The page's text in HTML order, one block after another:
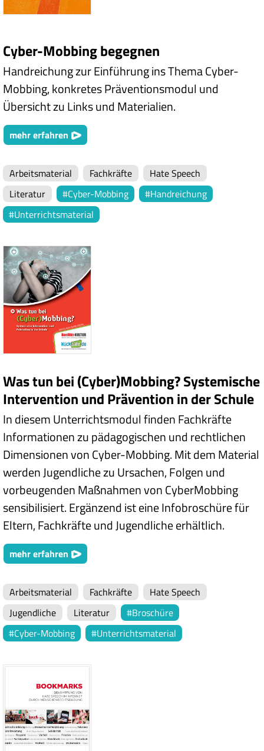
Cyber-Mobbing begegnen
Handreichung zur Einführung ins Thema Cyber-
Mobbing, konkretes Präventionsmodul und
Übersicht zu Links und Materialien.
mehr erfahren
Arbeitsmaterial Fachkräfte
Hate Speech
Literatur
Cyber-Mobbing
Handreichung
Unterrichtsmaterial
Was tun bei (Cyber)Mobbing? Systemische
Intervention und Prävention in der Schule
In diesem Unterrichtsmodul finden Fachkräfte
Informationen zu pädagogischen und rechtlichen
Dimensionen von Cyber-Mobbing. Mit dem Material
werden Jugendliche zu Ursachen, Folgen und
vorbeugenden Maßnahmen von CyberMobbing
sensibilisiert. Ergänzend ist eine Infobroschüre für
Eltern, Fachkräfte und Jugendliche erhältlich.
mehr erfahren
Arbeitsmaterial Fachkräfte
Hate Speech
Jugendliche
Literatur
Broschüre
Cyber-Mobbing
Unterrichtsmaterial